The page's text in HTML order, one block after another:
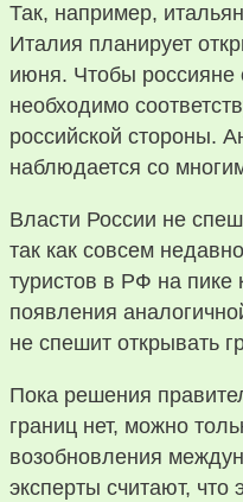
Так, например,
Италия планирует
июня. Чтобы россияне
необходимо
российской стороны.
наблюдается со
Власти России не
так как совсем
туристов в РФ на пике
появления
не спешит открывать
Пока решения
границ нет, можно
возобновления
эксперты считают, что